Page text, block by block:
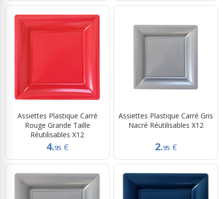
Assiettes Plastique Carré
Rouge Grande Taille
Réutilisables X12
4.95 €
Assiettes Plastique Carré Gris
Nacré Réutilisables X12
2.95 €